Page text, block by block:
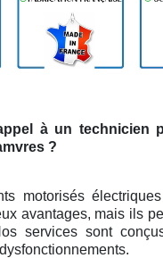
à un technicien
?
motorisés électriques
avantages, mais ils
services sont